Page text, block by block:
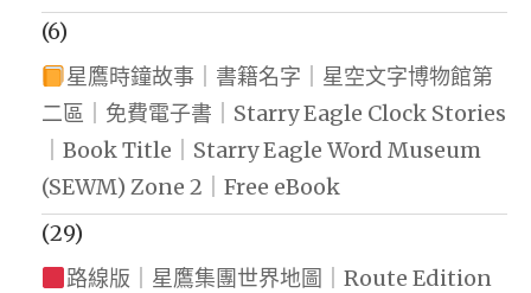
(6)
星鷹時鐘故事｜書籍名字｜星空文字博物館第
二區｜免費電子書｜Starry Eagle Clock Stories
｜Book Title｜Starry Eagle Word Museum
(SEWM) Zone 2｜Free eBook
(29)
路線版｜星鷹集團世界地圖｜Route Edition